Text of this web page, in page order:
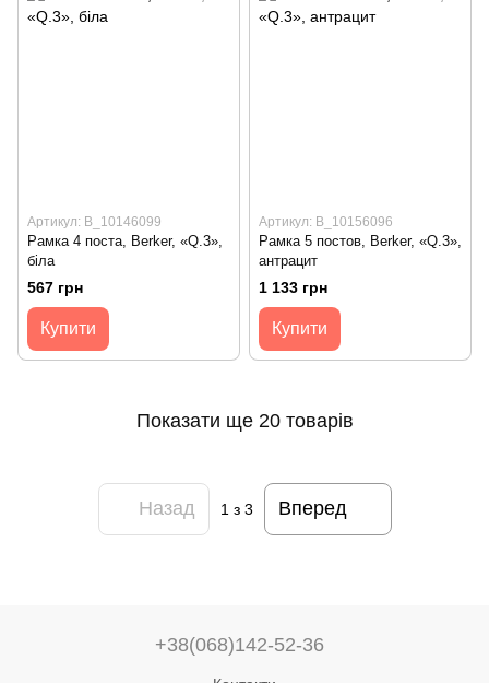
Артикул: B_10146099
Рамка 4 поста, Berker, «Q.3»,
біла
567 грн
Купити
Артикул: B_10156096
Рамка 5 постов, Berker, «Q.3»,
антрацит
1 133 грн
Купити
Показати ще 20 товарів
Назад 1 з 3 Вперед
+38(068)142-52-36